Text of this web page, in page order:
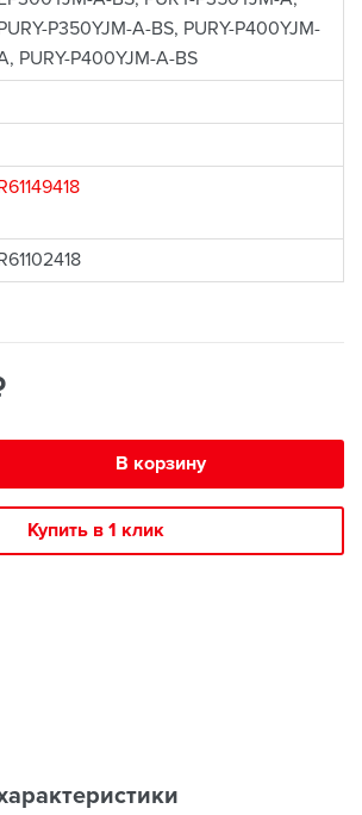
P350YJM-A-BS, PURY-P400YJM-
PURY-P400YJM-A-BS
В корзину
Купить в 1 клик